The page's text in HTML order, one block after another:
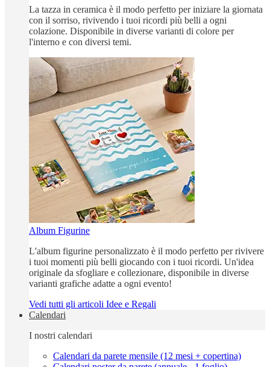
La tazza in ceramica è il modo perfetto per iniziare la giornata
con il sorriso, rivivendo i tuoi ricordi più belli a ogni
colazione. Disponibile in diverse varianti di colore per
l'interno e con diversi temi.
Album Figurine
L'album figurine personalizzato è il modo perfetto per rivivere
i tuoi momenti più belli giocando con i tuoi ricordi. Un'idea
originale da sfogliare e collezionare, disponibile in diverse
varianti grafiche adatte a ogni evento!
Vedi tutti gli articoli Idee e Regali
Calendari
I nostri calendari
Calendari da parete mensile (12 mesi + copertina)